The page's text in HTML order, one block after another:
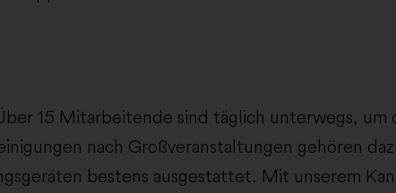
15 Mitarbeitende sind täglich unterwegs, um
nach Großveranstaltungen gehören
bestens ausgestattet. Mit unserem